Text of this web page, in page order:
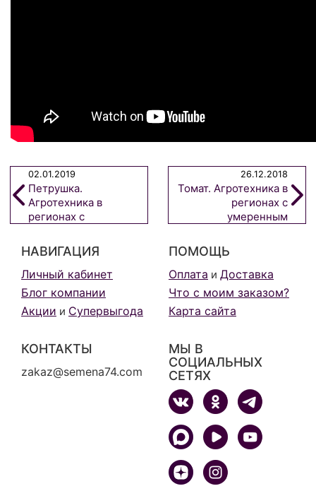
02.01.2019
Петрушка.
Агротехника в
регионах с
климатом. Серия
статей от агронома-
селекционера
26.12.2018
Томат. Агротехника в
регионах с
умеренным
статей от агронома-
селекционера
НАВИГАЦИЯ
Личный кабинет
Блог компании
Акции и Супервыгода
ПОМОЩЬ
Оплата и Доставка
Что с моим заказом?
Карта сайта
КОНТАКТЫ
zakaz@semena74.com
МЫ В
СОЦИАЛЬНЫХ
СЕТЯХ